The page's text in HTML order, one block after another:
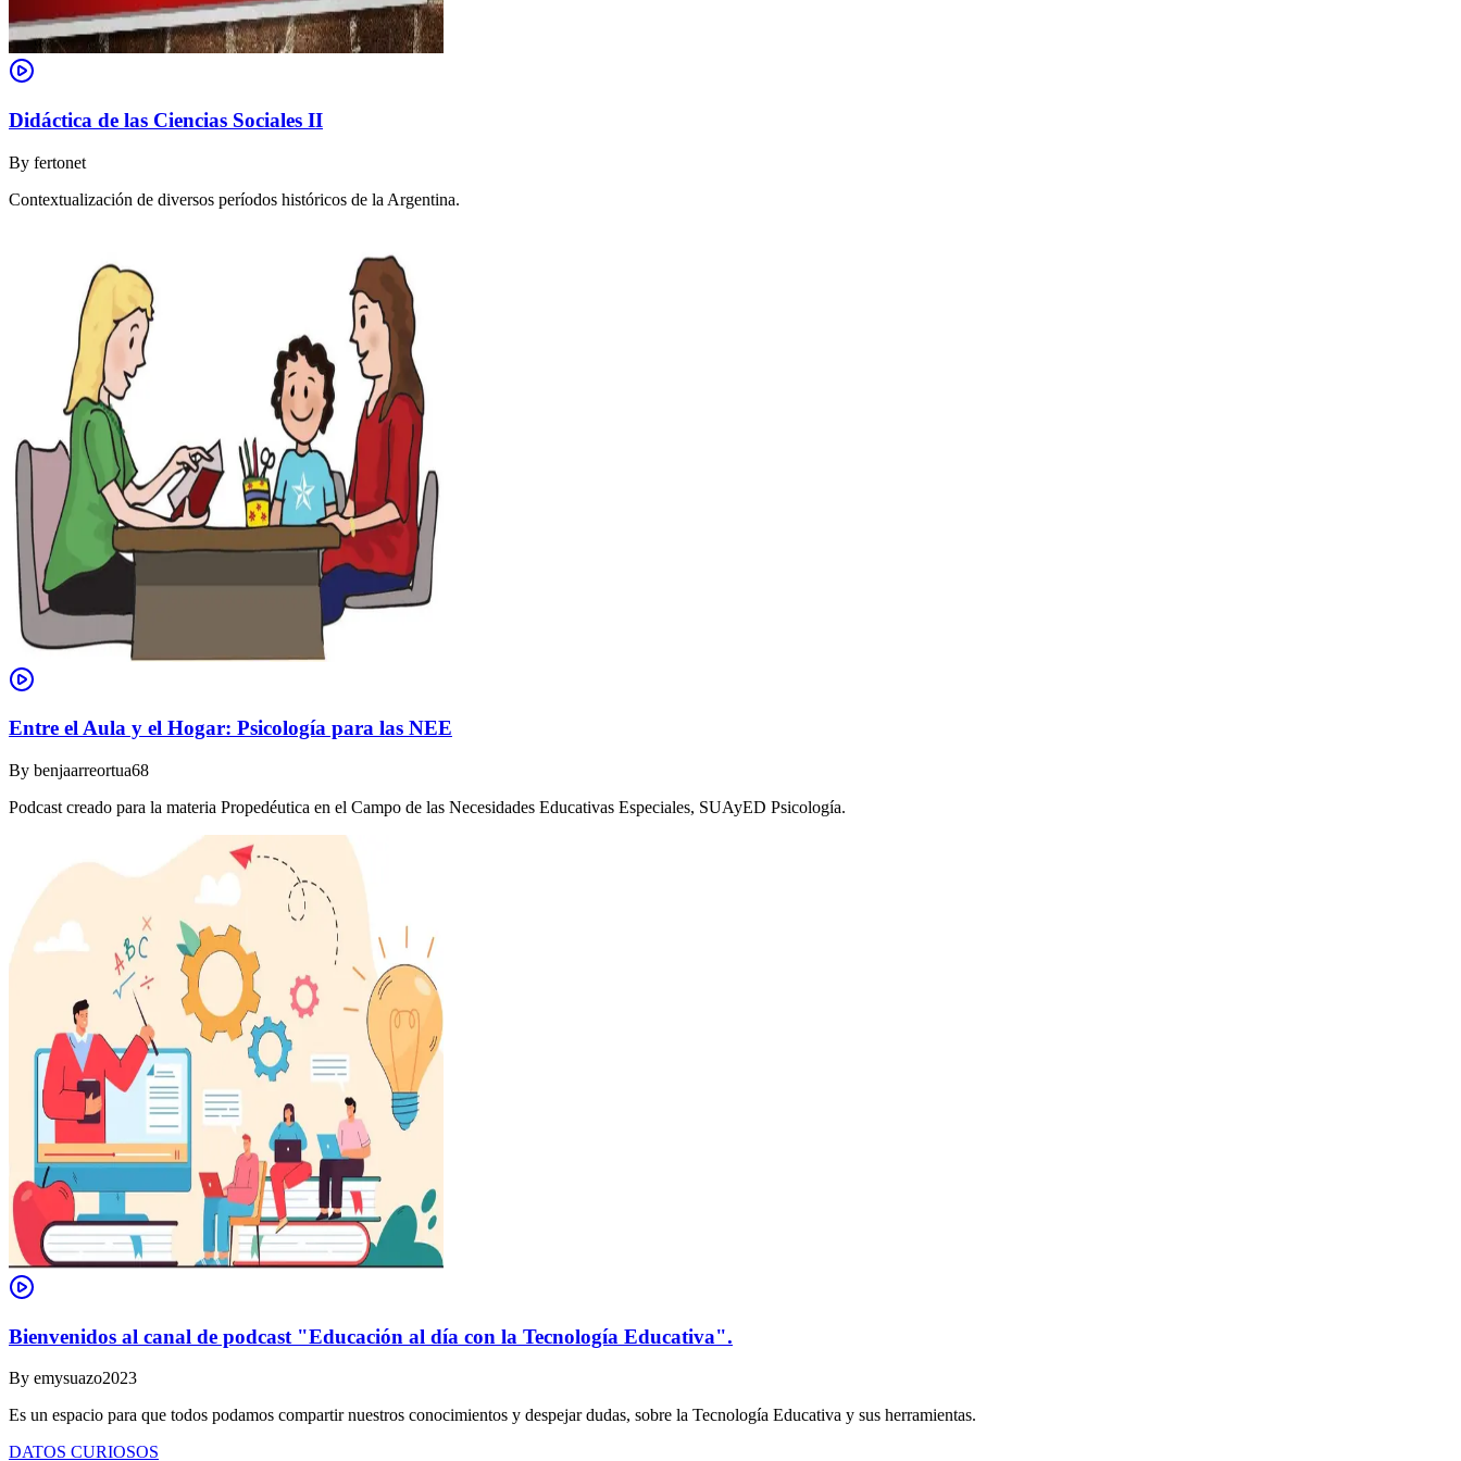
Didáctica de las Ciencias Sociales II
By fertonet
Contextualización de diversos períodos históricos de la Argentina.
Entre el Aula y el Hogar: Psicología para las NEE
By benjaarreortua68
Podcast creado para la materia Propedéutica en el Campo de las Necesidades Educativas Especiales, SUAyED Psicología.
Bienvenidos al canal de podcast "Educación al día con la Tecnología Educativa".
By emysuazo2023
Es un espacio para que todos podamos compartir nuestros conocimientos y despejar dudas, sobre la Tecnología Educativa y sus herramientas.
DATOS CURIOSOS